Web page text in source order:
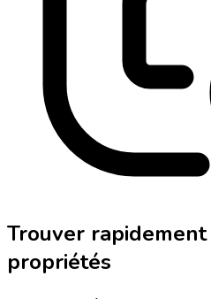
Trouver
propriétés